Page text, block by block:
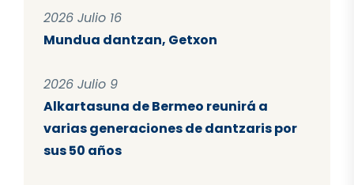
2026 Julio 16
Mundua dantzan, Getxon
2026 Julio 9
Alkartasuna de Bermeo reunirá a
varias generaciones de dantzaris por
sus 50 años